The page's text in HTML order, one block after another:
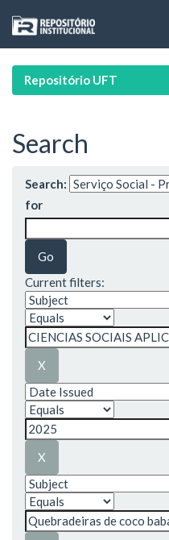
navigation
Repositório UFT
Search
Search:
for
Current filters: